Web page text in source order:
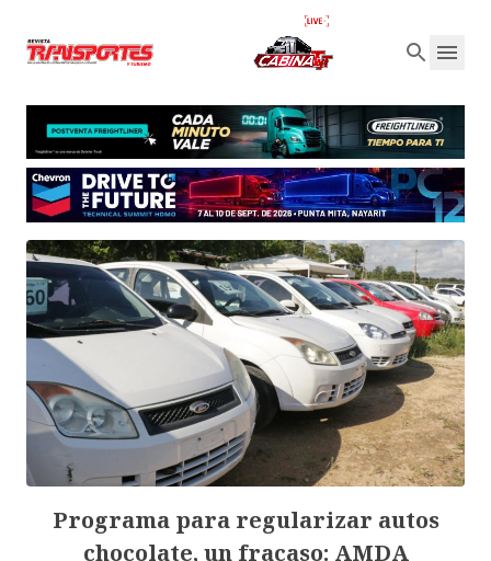
Programa para regularizar autos
chocolate, un fracaso: AMDA